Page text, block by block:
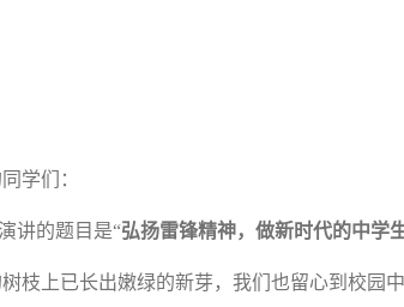
学们：
讲的题目是“弘扬雷锋精神，做新时代的中学
枝上已长出嫩绿的新芽，我们也留心到校园